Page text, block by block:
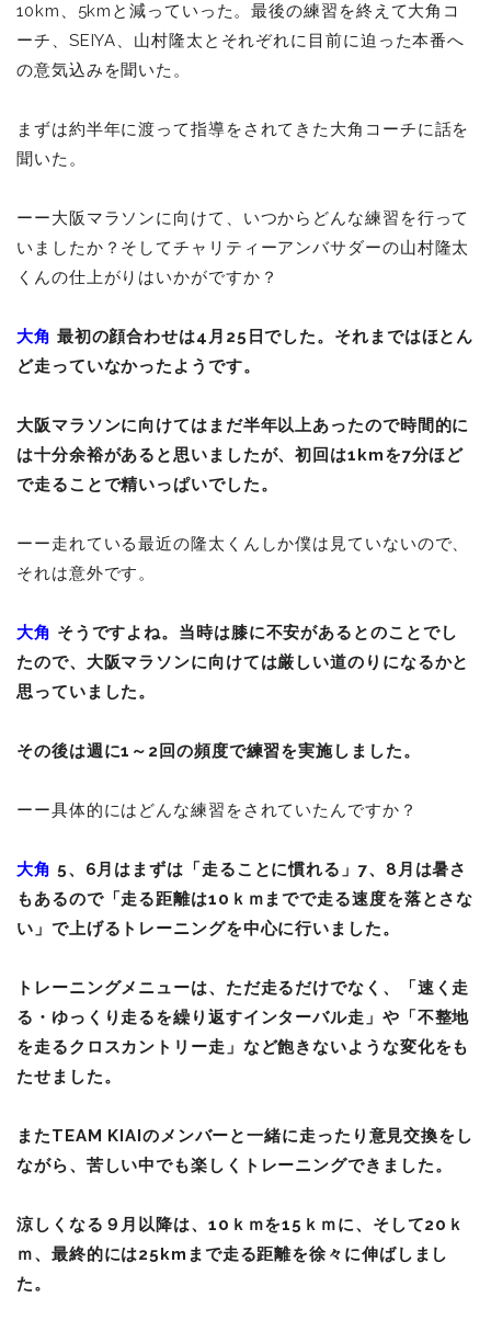
10km、5kmと減っていった。最後の練習を終えて大角コ
ーチ、SEIYA、山村隆太とそれぞれに目前に迫った本番へ
の意気込みを聞いた。
まずは約半年に渡って指導をされてきた大角コーチに話を
聞いた。
ーー大阪マラソンに向けて、いつからどんな練習を行って
いましたか？そしてチャリティーアンバサダーの山村隆太
くんの仕上がりはいかがですか？
大角 最初の顔合わせは4月25日でした。それまではほとん
ど走っていなかったようです。
大阪マラソンに向けてはまだ半年以上あったので時間的に
は十分余裕があると思いましたが、初回は1kmを7分ほど
で走ることで精いっぱいでした。
ーー走れている最近の隆太くんしか僕は見ていないので、
それは意外です。
大角 そうですよね。当時は膝に不安があるとのことでし
たので、大阪マラソンに向けては厳しい道のりになるかと
思っていました。
その後は週に1～2回の頻度で練習を実施しました。
ーー具体的にはどんな練習をされていたんですか？
大角 5、6月はまずは「走ることに慣れる」7、8月は暑さ
もあるので「走る距離は10ｋｍまでで走る速度を落とさな
い」で上げるトレーニングを中心に行いました。
トレーニングメニューは、ただ走るだけでなく、「速く走
る・ゆっくり走るを繰り返すインターバル走」や「不整地
を走るクロスカントリー走」など飽きないような変化をも
たせました。
またTEAM KIAIのメンバーと一緒に走ったり意見交換をし
ながら、苦しい中でも楽しくトレーニングできました。
涼しくなる９月以降は、10ｋｍを15ｋｍに、そして20ｋ
ｍ、最終的には25kmまで走る距離を徐々に伸ばしまし
た。